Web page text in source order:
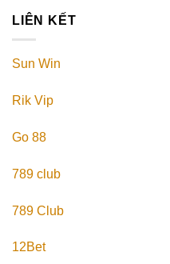
LIÊN KẾT
Sun Win
Rik Vip
Go 88
789 club
789 Club
12Bet